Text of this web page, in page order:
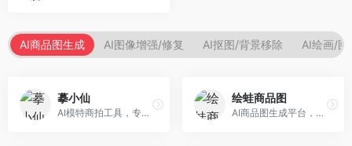
AI商品图生成 AI图像增强/修复 AI抠图/背景移除 AI绘画/图
摹小仙
AI模特商拍工具，专注于服装电商。面向服装电商卖家，提供虚拟模特试穿、商品展示图生成等服务，模特形象多样，拍摄成本低。
绘蛙商品图
AI商品图生成平台，支持模特换装和场景生成。面向电商卖家，提供商品上身效果展示、场景化商品图生成等服务，电商营销效果显著。